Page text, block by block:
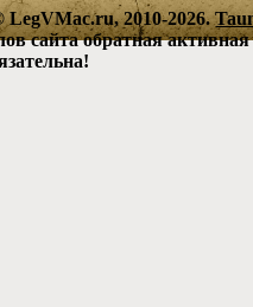
2010-2026.
сайта обратная